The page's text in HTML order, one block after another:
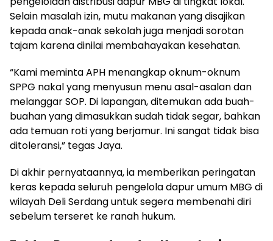
Selain masalah izin, mutu makanan yang disajikan
kepada anak-anak sekolah juga menjadi sorotan
tajam karena dinilai membahayakan kesehatan.
“Kami meminta APH menangkap oknum-oknum
SPPG nakal yang menyusun menu asal-asalan dan
melanggar SOP. Di lapangan, ditemukan ada buah-
buahan yang dimasukkan sudah tidak segar, bahkan
ada temuan roti yang berjamur. Ini sangat tidak bisa
ditoleransi,” tegas Jaya.
Di akhir pernyataannya, ia memberikan peringatan
keras kepada seluruh pengelola dapur umum MBG di
wilayah Deli Serdang untuk segera membenahi diri
sebelum terseret ke ranah hukum.